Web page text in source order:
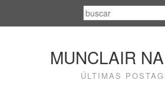
MUNCLAIR
ÚLTIMAS